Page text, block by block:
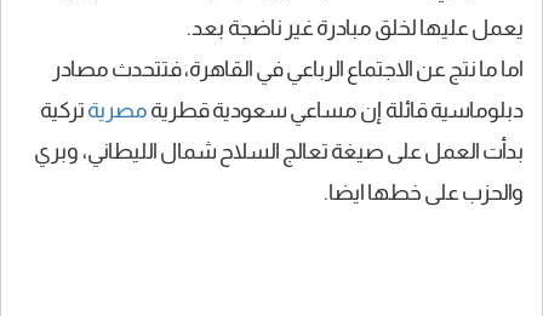
يعمل عليها لخلق مبادرة غير ناضجة بعد.
اما ما نتج عن الاجتماع الرباعي في القاهرة، فتتحدث مصادر
دبلوماسية قائلة إن مساعي سعودية قطرية مصرية تركية
بدأت العمل على صيغة تعالج السلاح شمال الليطاني، وبري
والحزب على خطها ايضا.